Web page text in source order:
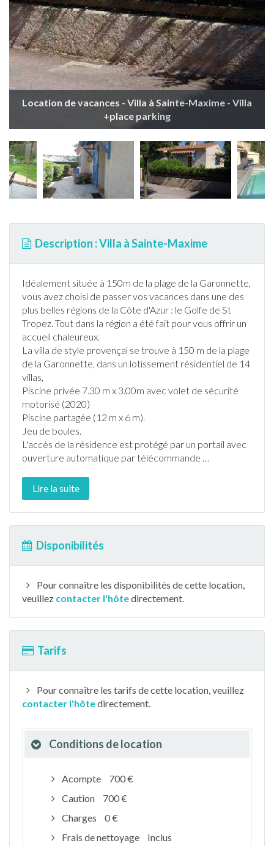
Location de vacances - Villa à Sainte-Maxime - Villa
+place parking
Description : Villa à Sainte-Maxime
Idéalement située à 150m de la plage de la Garonnette,
vous avez choisi de passer vos vacances dans une des
plus belles régions de la Côte d'Azur : le Golfe de St
Tropez. Tout dans la région a été fait pour vous offrir un
accueil chaleureux.
La villa de style provençal se trouve à 150 m de la plage
de la Garonnette, dans un lotissement résidentiel de 14
villas,
Piscine privée 7.30 m x 3.00m avec volet de sécurité
motorisé (2020)
Piscine partagée (12 m x 6 m).
Jeu de boules.
L'accès de la résidence est protégé par un portail avec
ouverture automatique par télécommande …
Lire la suite
Disponibilités
Pour connaître les disponibilités de cette location,
veuillez contacter l'hôtedirectement.
Tarifs
Pour connaître les tarifs de cette location, veuillez
contacter l'hôtedirectement.
Conditions de location
Acompte
700 €
Caution
700 €
Charges
0 €
Frais de nettoyage
Inclus